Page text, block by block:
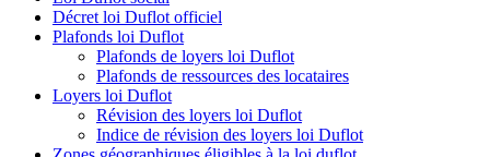
Décret loi Duflot officiel
Plafonds loi Duflot
Plafonds de loyers loi Duflot
Plafonds de ressources des locataires
Loyers loi Duflot
Révision des loyers loi Duflot
Indice de révision des loyers loi Duflot